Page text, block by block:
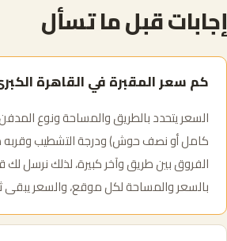
إجابات قبل ما تسأل
كم سعر المقبرة في القاهرة
السعر يتحدد بالطريق والمساحة ونوع
كامل أو نصف حوش) ودرجة التشطيب وقربه
الفروق بين طريق وآخر كبيرة، لذلك نرسل لك
بالسعر والمساحة لكل موقع، والسعر يبقى